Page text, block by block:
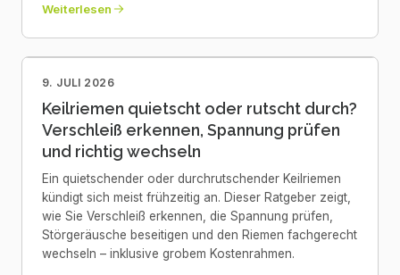
Weiterlesen
9. JULI 2026
Keilriemen quietscht oder rutscht durch?
Verschleiß erkennen, Spannung prüfen
und richtig wechseln
Ein quietschender oder durchrutschender Keilriemen
kündigt sich meist frühzeitig an. Dieser Ratgeber zeigt,
wie Sie Verschleiß erkennen, die Spannung prüfen,
Störgeräusche beseitigen und den Riemen fachgerecht
wechseln – inklusive grobem Kostenrahmen.